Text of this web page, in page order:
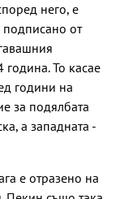
него, е
подписано от
То касае
години на
за подялбата
а западната -
е отразено на